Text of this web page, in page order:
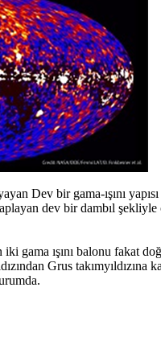
Dev bir gama-ışını
dev bir dambıl şekliyle
gama ışını balonu fakat
Grus takımyıldızına